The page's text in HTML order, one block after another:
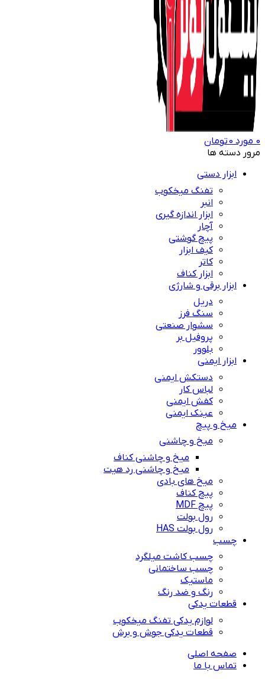
0 مورد 0تومان
مرور دسته ها
ابزار دستی
تفنگ میخکوب
انبر
ابزار اندازه گیری
آچار
پیچ گوشتی
کیف ابزار
کاتر
ابزار کناف
ابزار برقی و شارژی
دریل
سنگ فرز
سشوار صنعتی
پروفیل بر
بلوور
ابزار ایمنی
دستکش ایمنی
لباس کار
کفش ایمنی
عینک ایمنی
میخ و پیچ
میخ و چاشنی
میخ و چاشنی کناف
میخ و چاشنی رد هیت
میخ های بادی
پیچ کناف
پیچ MDF
رول بولت
رول بولت HAS
چسب
چسب کاشت میلگرد
چسب ساختمانی
ماستیک
رنگ و ضد رنگ
قطعات یدکی
لوازم یدکی تفنگ میخکوب
قطعات یدکی جوش و برش
صفحه اصلی
تماس با ما